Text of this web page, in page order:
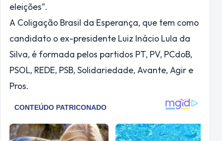
eleições”.
A Coligação Brasil da Esperança, que tem como
candidato o ex-presidente Luiz Inácio Lula da
Silva, é formada pelos partidos PT, PV, PCdoB,
PSOL, REDE, PSB, Solidariedade, Avante, Agir e
Pros.